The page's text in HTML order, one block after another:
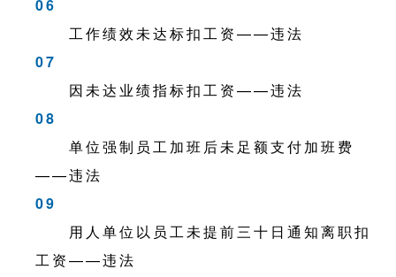
06
工作绩效未达标扣工资——违法
07
因未达业绩指标扣工资——违法
08
单位强制员工加班后未足额支付加班费
——违法
09
用人单位以员工未提前三十日通知离职扣
工资——违法